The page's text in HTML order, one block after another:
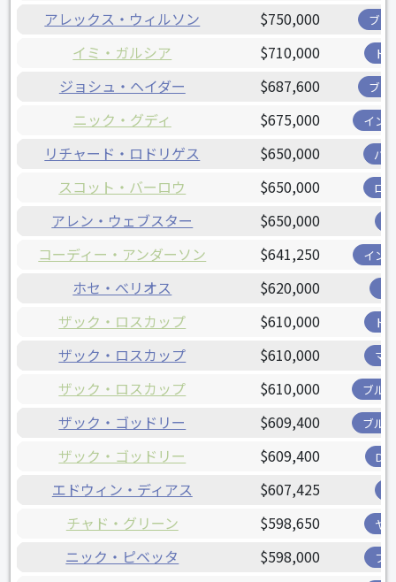
アレックス・ウィルソン $750,000 ブリ
イミ・ガルシア $710,000 ド
ジョシュ・ヘイダー $687,600 ブリ
ニック・グディ $675,000 イン
リチャード・ロドリゲス $650,000 パ
スコット・バーロウ $650,000 ロ
アレン・ウェブスター $650,000
コーディー・アンダーソン $641,250 イン
ホセ・べリオス $620,000
ザック・ロスカップ $610,000 ド
ザック・ロスカップ $610,000 マ
ザック・ロスカップ $610,000 ブル
ザック・ゴッドリー $609,400 ブル
ザック・ゴッドリー $609,400 D
エドウィン・ディアス $607,425
チャド・グリーン $598,650 ヤ
ニック・ピベッタ $598,000 フ